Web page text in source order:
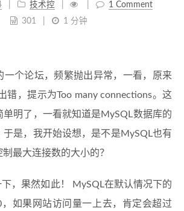
技术控
1 Comment
301
1 分钟
一个论坛，频繁抛出异常，一看，原来
错，提示为Too many connections。这
单明了，一看就知道是MySQL数据库的
是，我开始设想，是不是MySQL也有
最大连接数的大小的？
，果然如此！ MySQL在默认情况下的
如果网站访问量一上去，肯定会超过